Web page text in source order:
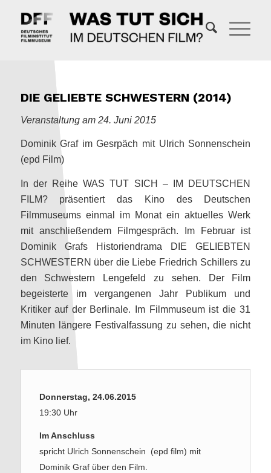
DIE GELIEBTE SCHWESTERN (2014)
Veranstaltung am 24. Juni 2015
Dominik Graf im Gesrpäch mit Ulrich Sonnenschein
(epd Film)
In der Reihe WAS TUT SICH – IM DEUTSCHEN
FILM? präsentiert das Kino des Deutschen
Filmmuseums einmal im Monat ein aktuelles Werk
mit anschließendem Filmgespräch. Im Februar ist
Dominik Grafs Historiendrama DIE GELIEBTEN
SCHWESTERN über die Liebe Friedrich Schillers zu
den Schwestern Lengefeld zu sehen. Der Film
begeisterte im vergangenen Jahr Publikum und
Kritiker auf der Berlinale. Im Filmmuseum ist die 31
Minuten längere Festivalfassung zu sehen, die nicht
im Kino lief.
Donnerstag, 24.06.2015
19:30 Uhr
Im Anschluss
spricht Ulrich Sonnenschein (epd film) mit
Dominik Graf über den Film.